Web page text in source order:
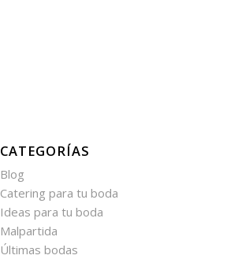
CATEGORÍAS
Blog
Catering para tu boda
Ideas para tu boda
Malpartida
Últimas bodas